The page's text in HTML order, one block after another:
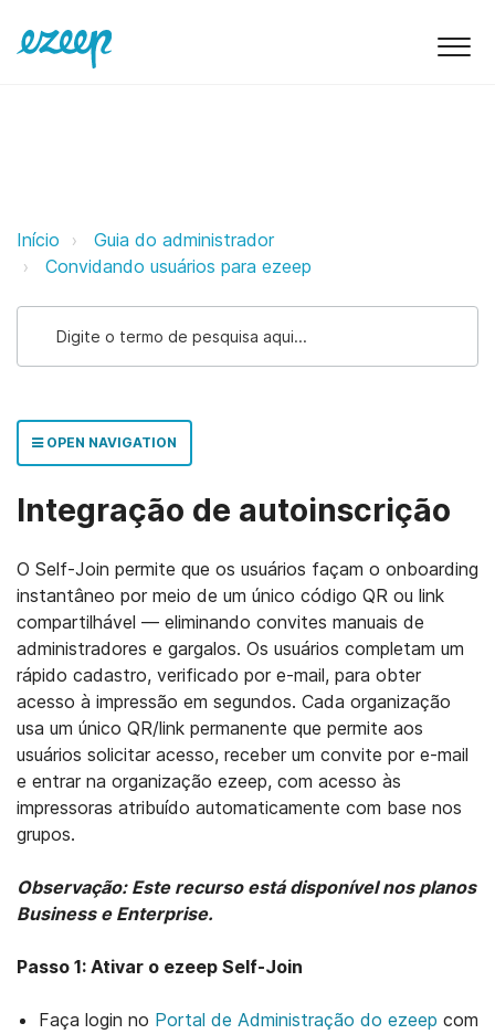
Integração de autoinscrição
Início
Guia do administrador
Convidando usuários para ezeep
OPEN NAVIGATION
Integração de autoinscrição
O Self-Join permite que os usuários façam o onboarding
instantâneo por meio de um único código QR ou link
compartilhável — eliminando convites manuais de
administradores e gargalos. Os usuários completam um
rápido cadastro, verificado por e-mail, para obter
acesso à impressão em segundos. Cada organização
usa um único QR/link permanente que permite aos
usuários solicitar acesso, receber um convite por e-mail
e entrar na organização ezeep, com acesso às
impressoras atribuído automaticamente com base nos
grupos.
Observação: Este recurso está disponível nos planos
Business e Enterprise.
Passo 1: Ativar o ezeep Self-Join
Faça login no Portal de Administração do ezeep com